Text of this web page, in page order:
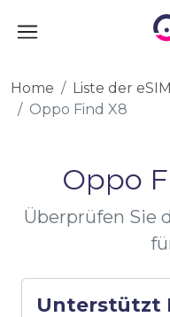
Home
Liste der
Oppo Find X8
Oppo
Überprüfen Sie
Unterstützt